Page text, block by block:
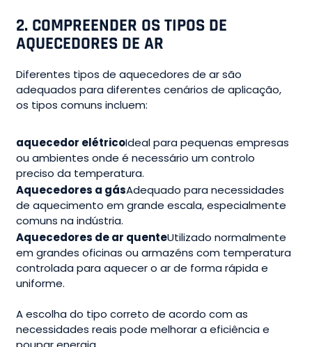
2. COMPREENDER OS TIPOS DE
AQUECEDORES DE AR
Diferentes tipos de aquecedores de ar são
adequados para diferentes cenários de aplicação,
os tipos comuns incluem:
aquecedor elétricoIdeal para pequenas empresas
ou ambientes onde é necessário um controlo
preciso da temperatura.
Aquecedores a gásAdequado para necessidades
de aquecimento em grande escala, especialmente
comuns na indústria.
Aquecedores de ar quenteUtilizado normalmente
em grandes oficinas ou armazéns com temperatura
controlada para aquecer o ar de forma rápida e
uniforme.
A escolha do tipo correto de acordo com as
necessidades reais pode melhorar a eficiência e